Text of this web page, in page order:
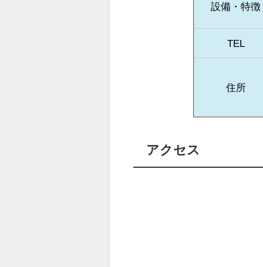
設備・特徴
TEL
住所
アクセス